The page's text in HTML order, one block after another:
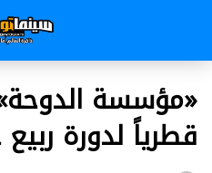
قطرياً لدورة ربيع 2022